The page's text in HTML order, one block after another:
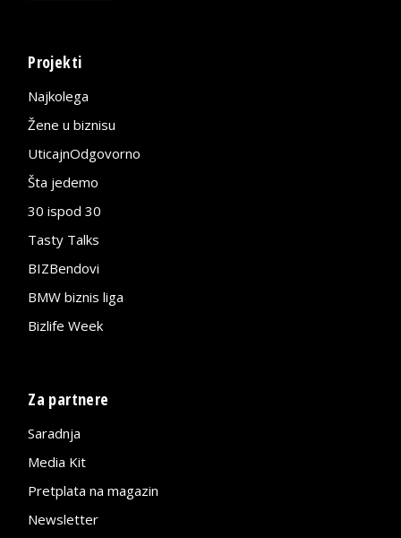
Projekti
Najkolega
Žene u biznisu
UticajnOdgovorno
Šta jedemo
30 ispod 30
Tasty Talks
BIZBendovi
BMW biznis liga
Bizlife Week
Za partnere
Saradnja
Media Kit
Pretplata na magazin
Newsletter